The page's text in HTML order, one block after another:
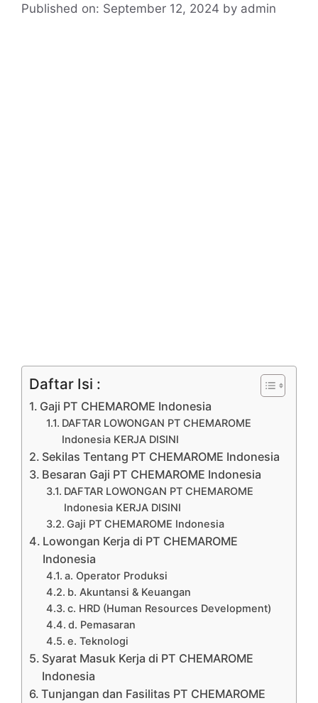
Published on: September 12, 2024 by admin
Daftar Isi :
Gaji PT CHEMAROME Indonesia
DAFTAR LOWONGAN PT CHEMAROME
Indonesia KERJA DISINI
Sekilas Tentang PT CHEMAROME Indonesia
Besaran Gaji PT CHEMAROME Indonesia
DAFTAR LOWONGAN PT CHEMAROME
Indonesia KERJA DISINI
Gaji PT CHEMAROME Indonesia
Lowongan Kerja di PT CHEMAROME
Indonesia
a. Operator Produksi
b. Akuntansi & Keuangan
c. HRD (Human Resources Development)
d. Pemasaran
e. Teknologi
Syarat Masuk Kerja di PT CHEMAROME
Indonesia
Tunjangan dan Fasilitas PT CHEMAROME